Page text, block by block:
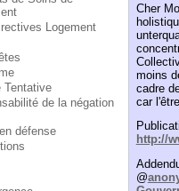
Logement
Tentative
de la négation
défense
Cher
moins
cadre
car
http://
@